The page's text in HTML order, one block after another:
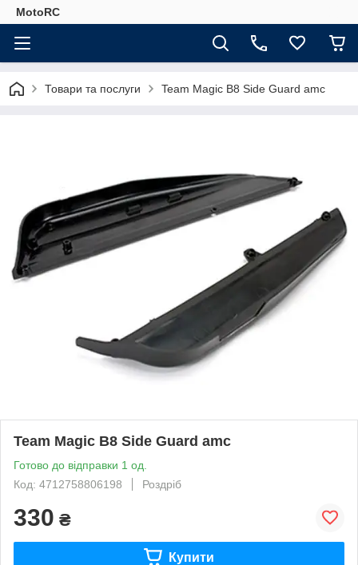
MotoRC
Товари та послуги Team Magic B8 Side Guard amc
Team Magic B8 Side Guard amc
Готово до відправки 1 од.
Код: 4712758806198
Роздріб
330 ₴
Купити